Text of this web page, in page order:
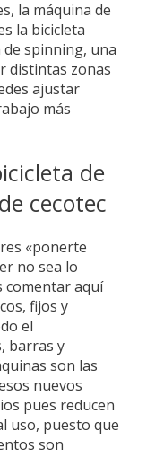
la máquina de
la bicicleta
spinning, una
distintas zonas
ajustar
más
de
cecotec
«ponerte
no sea lo
comentar aquí
fijos y
el
barras y
son las
nuevos
pues reducen
uso, puesto que
son